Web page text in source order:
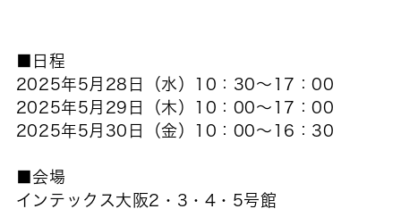
■日程
2025年5月28日（水）10：30～17：00
2025年5月29日（木）10：00～17：00
2025年5月30日（金）10：00～16：30
■会場
インテックス大阪2・3・4・5号館